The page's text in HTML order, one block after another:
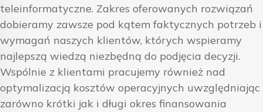
teleinformatyczne. Zakres oferowanych rozwiązań
dobieramy zawsze pod kątem faktycznych potrzeb i
wymagań naszych klientów, których wspieramy
najlepszą wiedzą niezbędną do podjęcia decyzji.
Wspólnie z klientami pracujemy również nad
optymalizacją kosztów operacyjnych uwzględniając
zarówno krótki jak i długi okres finansowania